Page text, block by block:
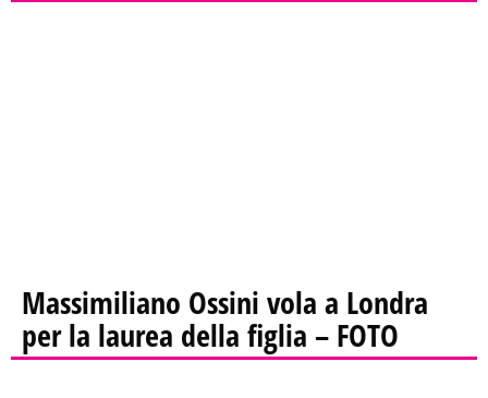
Massimiliano Ossini vola a Londra
per la laurea della figlia – FOTO